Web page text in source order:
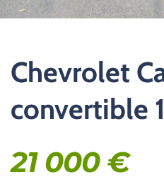
Chevrolet
convertible
21 000€